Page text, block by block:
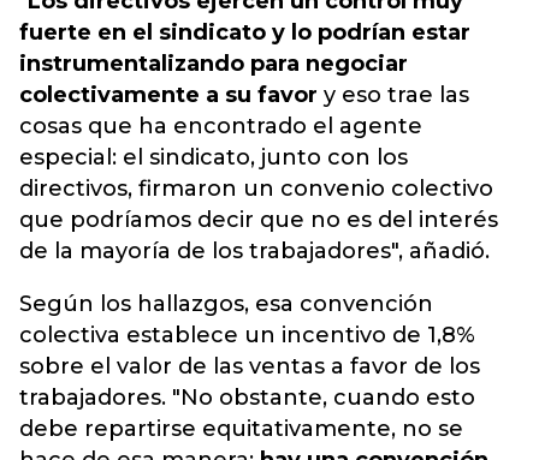
fuerte en el sindicato y lo podrían estar
instrumentalizando para negociar
colectivamente a su favor y eso trae las
cosas que ha encontrado el agente
especial: el sindicato, junto con los
directivos, firmaron un convenio colectivo
que podríamos decir que no es del interés
de la mayoría de los trabajadores", añadió.
Según los hallazgos, esa convención
colectiva establece un incentivo de 1,8%
sobre el valor de las ventas a favor de los
trabajadores. "No obstante, cuando esto
debe repartirse equitativamente, no se